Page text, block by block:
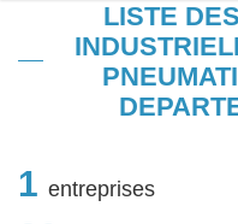
LISTE
1 entreprises